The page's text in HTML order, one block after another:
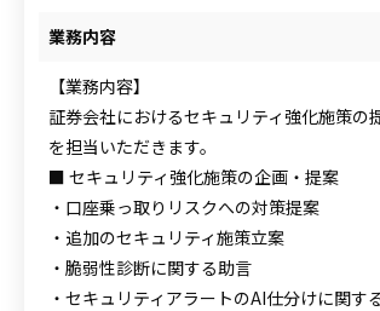
業務内容
【業務内容】
証券会社におけるセキュリティ強化施策の
を担当いただきます。
■ セキュリティ強化施策の企画・提案
・口座乗っ取りリスクへの対策提案
・追加のセキュリティ施策立案
・脆弱性診断に関する助言
・セキュリティアラートのAI仕分けに関す